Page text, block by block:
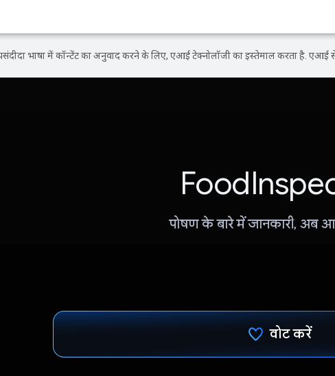
भाषा में कॉन्टेंट का अनुवाद करने के लिए, एआई टेक्नोलॉजी का इस्तेमाल करता है. एआई
पोषण के बारे में जानकारी, अब
वोट करें